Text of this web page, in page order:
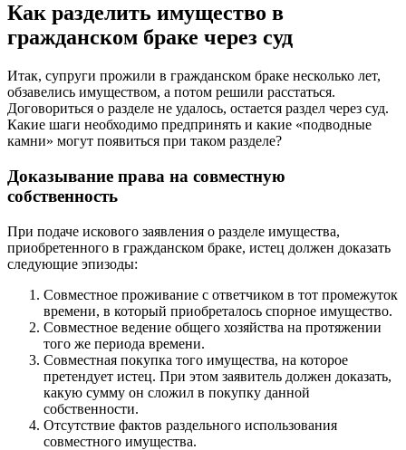
Как разделить имущество в
гражданском браке через суд
Итак, супруги прожили в гражданском браке несколько лет,
обзавелись имуществом, а потом решили расстаться.
Договориться о разделе не удалось, остается раздел через суд.
Какие шаги необходимо предпринять и какие «подводные
камни» могут появиться при таком разделе?
Доказывание права на совместную
собственность
При подаче искового заявления о разделе имущества,
приобретенного в гражданском браке, истец должен доказать
следующие эпизоды:
Совместное проживание с ответчиком в тот промежуток
времени, в который приобреталось спорное имущество.
Совместное ведение общего хозяйства на протяжении
того же периода времени.
Совместная покупка того имущества, на которое
претендует истец. При этом заявитель должен доказать,
какую сумму он сложил в покупку данной
собственности.
Отсутствие фактов раздельного использования
совместного имущества.